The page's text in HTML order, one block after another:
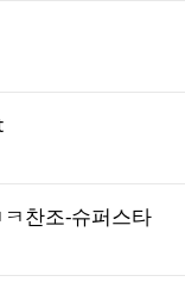
찬조-슈퍼스타